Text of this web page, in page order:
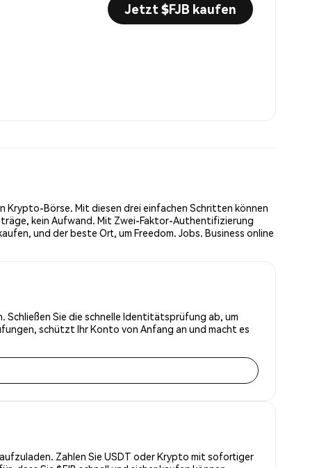
Jetzt $FJB kaufen
Krypto-Börse. Mit diesen drei einfachen Schritten können
kein Aufwand. Mit Zwei-Faktor-Authentifizierung
und der beste Ort, um Freedom. Jobs. Business online
Schließen Sie die schnelle Identitätsprüfung ab, um
schützt Ihr Konto von Anfang an und macht es
Zahlen Sie USDT oder Krypto mit sofortiger